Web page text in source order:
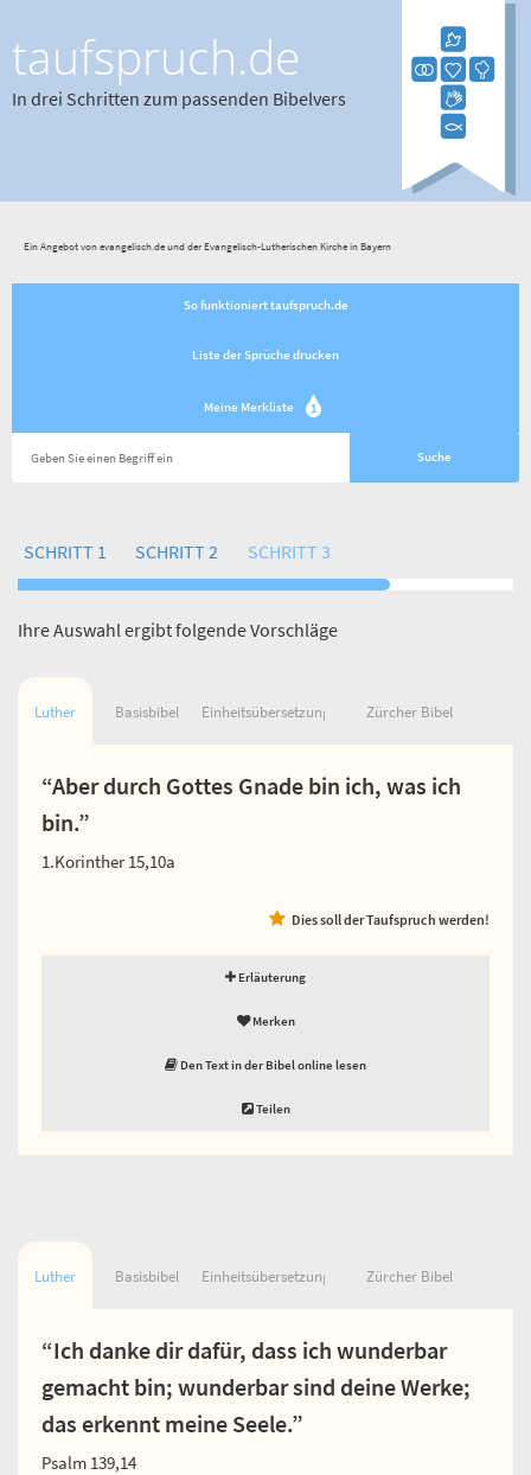
taufspruch.de
In drei Schritten zum passenden Bibelvers
Ein Angebot von evangelisch.de und der Evangelisch-Lutherischen Kirche in Bayern
So funktioniert taufspruch.de
Liste der Sprüche drucken
Meine Merkliste 1
SCHRITT 1 SCHRITT 2 SCHRITT 3
Ihre Auswahl ergibt folgende Vorschläge
Luther Basisbibel Einheitsübersetzung Zürcher Bibel
“Aber durch Gottes Gnade bin ich, was ich
bin.”
1.Korinther 15,10a
Dies soll der Taufspruch werden!
Erläuterung
Merken
Den Text in der Bibel online lesen
Teilen
Luther Basisbibel Einheitsübersetzung Zürcher Bibel
“Ich danke dir dafür, dass ich wunderbar
gemacht bin; wunderbar sind deine Werke;
das erkennt meine Seele.”
Psalm 139,14